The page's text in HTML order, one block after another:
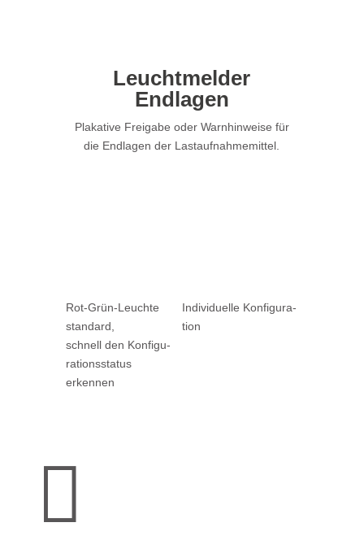
Leuchtmelder
Endlagen
Plakative Freigabe oder Warnhinweise für
die Endlagen der Lastaufnahmemittel.
Rot-Grün-Leuchte
standard,
schnell den Konfigu­
rations­status
erkennen
Individuelle Konfigura­
tion
